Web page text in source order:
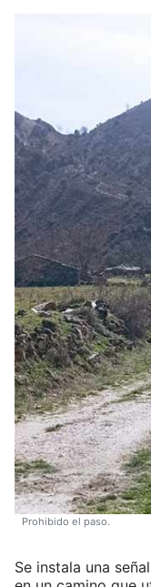
Prohibido el paso.
Se instala una